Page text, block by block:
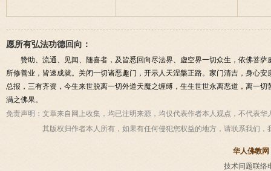
愿所有弘法功德回向：
赞助、流通、见闻、随喜者，及皆悉回向尽法界、虚空界一切众生，依佛菩
所修善业，皆速成就。关闭一切诸恶趣门，开示人天涅槃正路。家门清吉，身心
总报，三有齐资，今生来世脱离一切外道天魔之缠缚，生生世世永离恶道，离一
满之佛果。
免责声明： 文章来自网上收集，均已注明来源，均仅代表作者本人观点，不代表
其版权归作者本人所有，如果有任何侵犯您权益的地方，请联系我们，
华人佛教网
技术问题联络